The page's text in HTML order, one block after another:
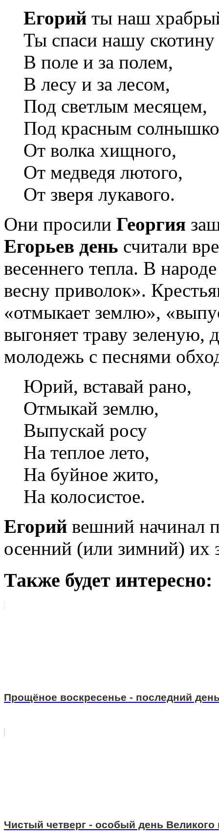
Егорий ты наш
Ты спаси нашу скотину
В поле и за полем,
В лесу и за лесом,
Под светлым месяцем,
Под красным
От волка хищного,
От медведя лютого,
От зверя лукавого.
Они просили Георгия
Егорьев день считали
весеннего тепла. В
весну приволок».
«отмыкает землю»,
выгоняет траву зеленую,
молодежь с песнями
Юрий, вставай рано,
Отмыкай землю,
Выпускай росу
На теплое лето,
На буйное жито,
На колосистое.
Егорий вешний начинал
осенний (или зимний) их
Также будет интересно:
Прощёное воскресенье - последний
Чистый чет­верг - особый день Великого